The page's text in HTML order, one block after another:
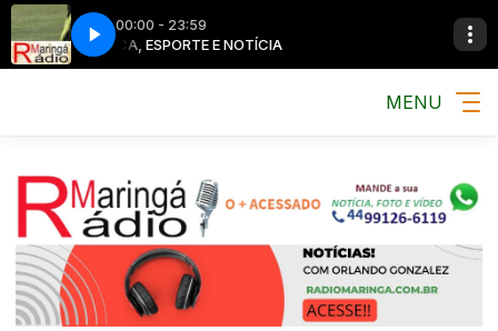
00:00 - 23:59
MÚSICA, ESPORTE E NOTÍCIA MÚSICA,
MENU